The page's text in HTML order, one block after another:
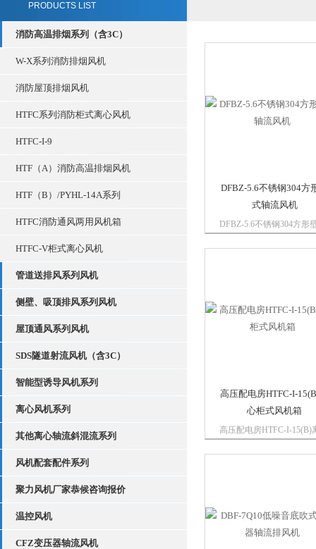
PRODUCTS LIST
消防高温排烟系列（含3C）
W-X系列消防排烟风机
消防屋顶排烟风机
HTFC系列消防柜式离心风机
HTFC-I-9
HTF（A）消防高温排烟风机
HTF（B）/PYHL-14A系列
HTFC消防通风两用风机箱
HTFC-V柜式离心风机
管道送排风系列风机
侧壁、吸顶排风系列风机
屋顶通风系列风机
SDS隧道射流风机（含3C）
智能型诱导风机系列
离心风机系列
其他离心轴流斜混流系列
风机配套配件系列
聚力风机厂家恭候咨询报价
温控风机
CFZ变压器轴流风机
DFBZ-5.6不锈钢304方
式轴流风机
DFBZ-5.6不锈钢304方形
业、民用建筑、体育馆、
高压配电房HTFC-I-
心柜式风机箱
高压配电房HTFC-I-15(B)
置，以满足用户不同的安
要。根...